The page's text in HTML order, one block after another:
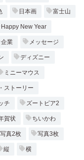
日本画 富士山
Happy New Year
企業 メッセージ
ディズニー
ミニーマウス
ストーリー
チ ズートピア2
賀状 ちいかわ
写真2枚 写真3枚
縦 横